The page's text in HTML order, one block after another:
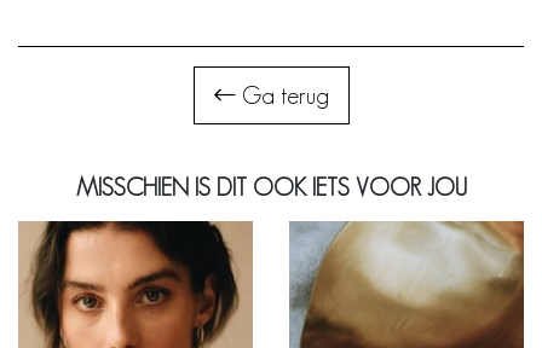
Ga terug
MISSCHIEN IS DIT OOK IETS VOOR JOU